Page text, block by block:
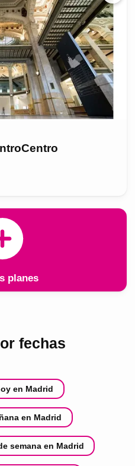
planes
fechas
en Madrid
en Madrid
semana en Madrid